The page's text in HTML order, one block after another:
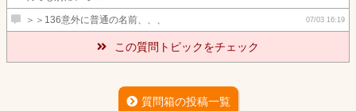
＞＞136意外に普通の名前、、、 07/03 16:19
この質問トピックをチェック
質問箱の投稿一覧